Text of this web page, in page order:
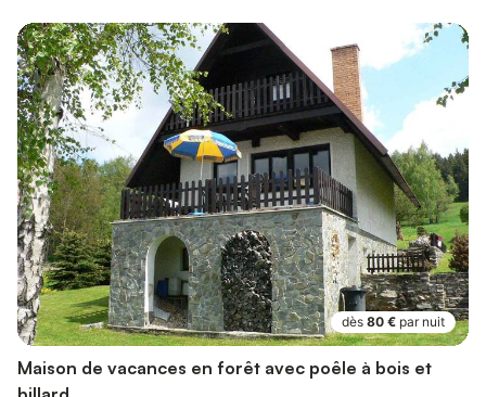
dès 80 € par nuit
Maison de vacances en forêt avec poêle à bois et